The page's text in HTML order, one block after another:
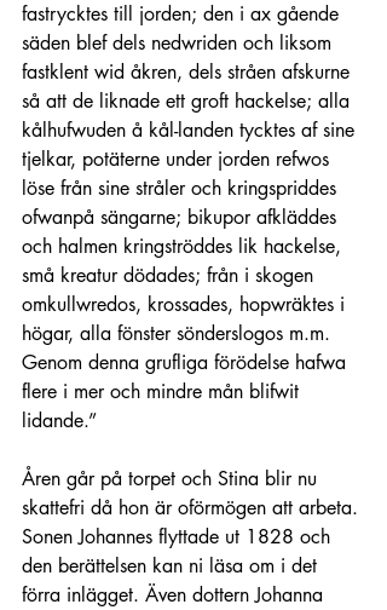
fastrycktes till jorden; den i ax gående
säden blef dels nedwriden och liksom
fastklent wid åkren, dels stråen afskurne
så att de liknade ett groft hackelse; alla
kålhufwuden å kål-landen tycktes af sine
tjelkar, potäterne under jorden refwos
löse från sine stråler och kringspriddes
ofwanpå sängarne; bikupor afkläddes
och halmen kringströddes lik hackelse,
små kreatur dödades; från i skogen
omkullwredos, krossades, hopwräktes i
högar, alla fönster sönderslogos m.m.
Genom denna grufliga förödelse hafwa
flere i mer och mindre mån blifwit
lidande.”
Åren går på torpet och Stina blir nu
skattefri då hon är oförmögen att arbeta.
Sonen Johannes flyttade ut 1828 och
den berättelsen kan ni läsa om i det
förra inlägget. Även dottern Johanna